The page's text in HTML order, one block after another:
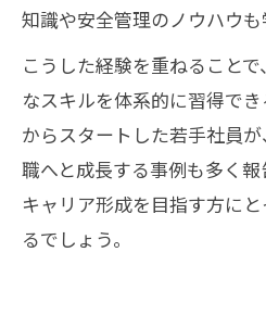
知識や安全管理のノウハウも
こうした経験を重ねること
なスキルを体系的に習得で
からスタートした若手社員
職へと成長する事例も多く
キャリア形成を目指す方に
るでしょう。